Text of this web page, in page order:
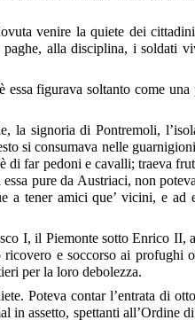
venire la quiete dei
alla disciplina, i soldati
figurava soltanto come
la signoria di Pontremoli,
si consumava nelle
far pedoni e cavalli; traeva
pure da Austriaci, non
tener amici que’ vicini, e ad
I, il Piemonte sotto Enrico II,
e soccorso ai profughi
per la loro debolezza.
Poteva contar l’entrata di
in assetto, spettanti all’Ordine